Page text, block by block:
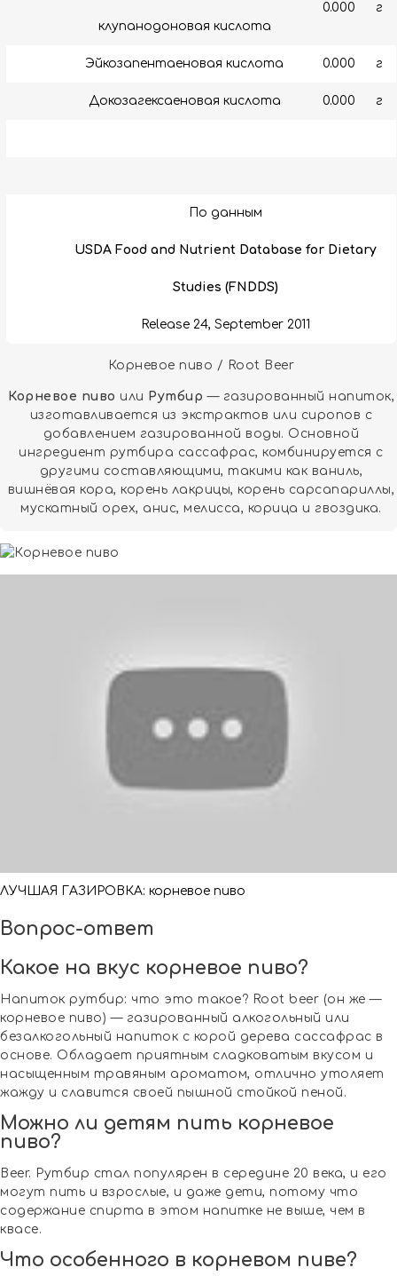
клупанодоновая кислота
0.000 г
Эйкозапентаеновая кислота 0.000 г
Докозагексаеновая кислота 0.000 г
По данным
USDA Food and Nutrient Database for Dietary
Studies (FNDDS)
Release 24, September 2011
Корневое пиво / Root Beer
Корневое пиво или Рутбир — газированный напиток,
изготавливается из экстрактов или сиропов с
добавлением газированной воды. Основной
ингредиент рутбира сассафрас, комбинируется с
другими составляющими, такими как ваниль,
вишнёвая кора, корень лакрицы, корень сарсапариллы,
мускатный орех, анис, мелисса, корица и гвоздика.
ЛУЧШАЯ ГАЗИРОВКА: корневое пиво
Вопрос-ответ
Какое на вкус корневое пиво?
Напиток рутбир: что это такое? Root beer (он же —
корневое пиво) — газированный алкогольный или
безалкогольный напиток с корой дерева сассафрас в
основе. Обладает приятным сладковатым вкусом и
насыщенным травяным ароматом, отлично утоляет
жажду и славится своей пышной стойкой пеной.
Можно ли детям пить корневое
пиво?
Beer. Рутбир стал популярен в середине 20 века, и его
могут пить и взрослые, и даже дети, потому что
содержание спирта в этом напитке не выше, чем в
квасе.
Что особенного в корневом пиве?